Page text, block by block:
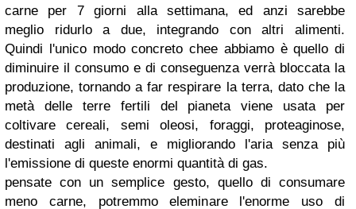
carne per 7 giorni alla settimana, ed anzi sarebbe
meglio ridurlo a due, integrando con altri alimenti.
Quindi l'unico modo concreto chee abbiamo è quello di
diminuire il consumo e di conseguenza verrà bloccata la
produzione, tornando a far respirare la terra, dato che la
metà delle terre fertili del pianeta viene usata per
coltivare cereali, semi oleosi, foraggi, proteaginose,
destinati agli animali, e migliorando l'aria senza più
l'emissione di queste enormi quantità di gas.
pensate con un semplice gesto, quello di consumare
meno carne, potremmo eleminare l'enorme uso di